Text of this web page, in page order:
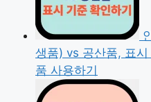
생품) vs 공산품, 표
품 사용하기